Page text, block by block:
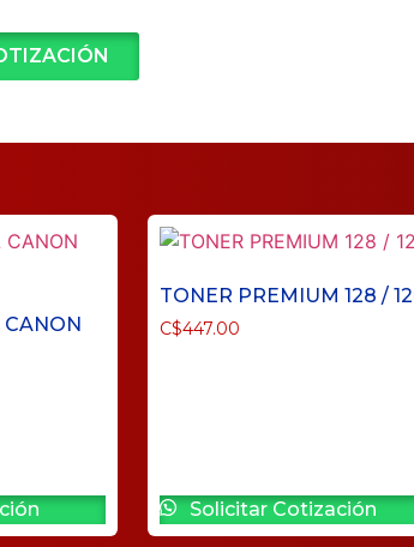
CANON
TONER PREMIUM 128 /
C$447.00
Solicitar Cotización